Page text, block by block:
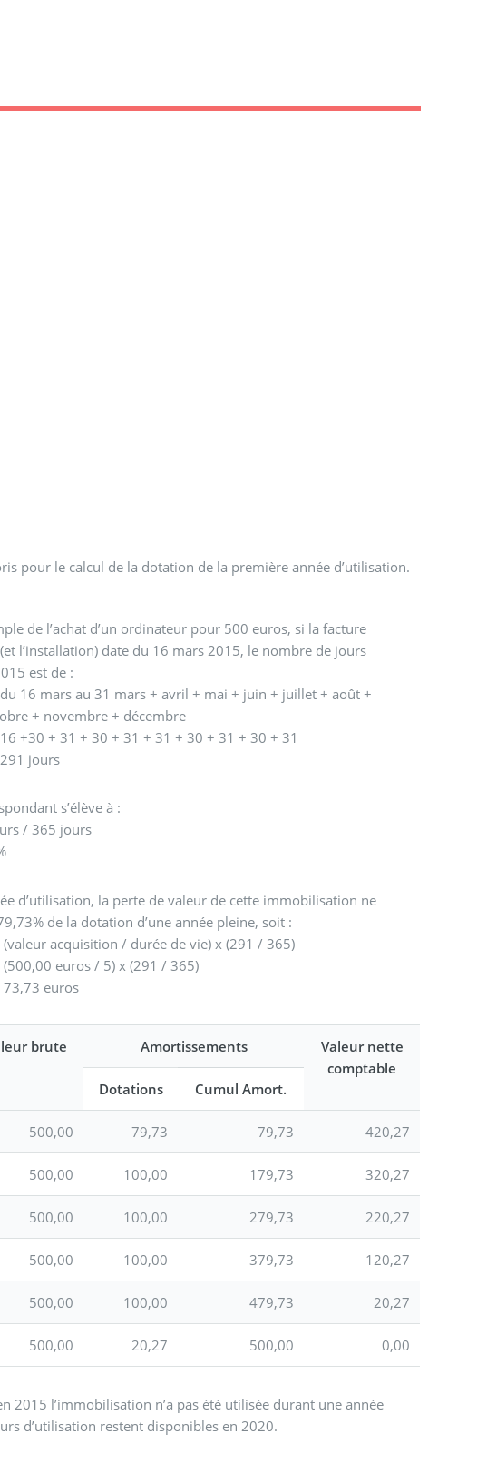
pour le calcul de la dotation de la première année d’utilisation.
de l’achat d’un ordinateur pour 500 euros, si la facture
l’installation) date du 16 mars 2015, le nombre de jours
est de :
16 mars au 31 mars + avril + mai + juin + juillet + août +
+ novembre + décembre
+30 + 31 + 30 + 31 + 31 + 30 + 31 + 30 + 31
jours
s’élève à :
/ 365 jours
d’utilisation, la perte de valeur de cette immobilisation ne
de la dotation d’une année pleine, soit :
acquisition / durée de vie) x (291 / 365)
euros / 5) x (291 / 365)
euros
brute Amortissements
Valeur nette
comptable
Dotations
Cumul Amort.
500,00 79,73 79,73 420,27
500,00 100,00 179,73 320,27
500,00 100,00 279,73 220,27
500,00 100,00 379,73 120,27
500,00 100,00 479,73 20,27
500,00 20,27 500,00 0,00
2015 l’immobilisation n’a pas été utilisée durant une année
d’utilisation restent disponibles en 2020.